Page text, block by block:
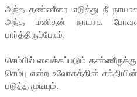
அந்த தண்ணீரை எடுத்து நீ நாயாக
அந்த மனிதன் நாயாக
பார்த்திருப்போம்.
செம்பில் வைக்கப்படும்
செம்பு என்ற உலோகத்தின்
படுத்த முடியும்.